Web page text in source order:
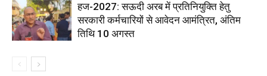
हज-2027: सऊदी अरब में प्रतिनियुक्ति हेतु
सरकारी कर्मचारियों से आवेदन आमंत्रित, अंतिम
तिथि 10 अगस्त